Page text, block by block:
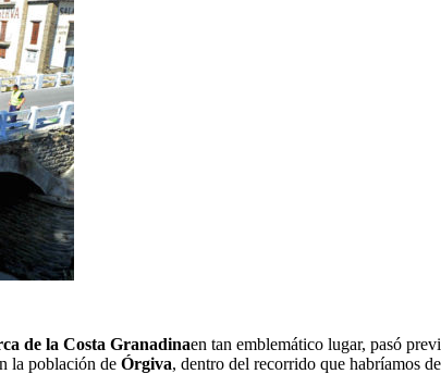
de la Costa Granadinaen tan emblemático lugar, pasó
la población de Órgiva, dentro del recorrido que habríamos